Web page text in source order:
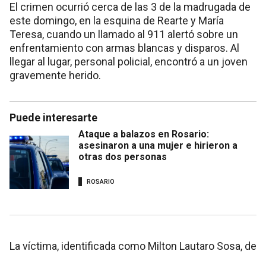
El crimen ocurrió cerca de las 3 de la madrugada de
este domingo, en la esquina de Rearte y María
Teresa, cuando un llamado al 911 alertó sobre un
enfrentamiento con armas blancas y disparos. Al
llegar al lugar, personal policial, encontró a un joven
gravemente herido.
Puede interesarte
Ataque a balazos en Rosario:
asesinaron a una mujer e hirieron a
otras dos personas
ROSARIO
La víctima, identificada como Milton Lautaro Sosa, de